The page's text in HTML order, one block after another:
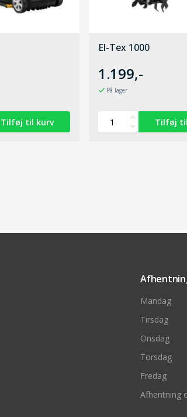
El-Tex 1000
1.199,-
På lager
Mandag
Tirsdag
Onsdag
Torsdag
Fredag
Afhentning